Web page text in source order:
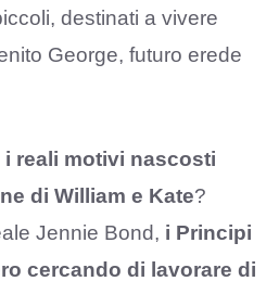
destinati a vivere
George, futuro erede
reali motivi nascosti
di William e Kate?
Jennie Bond, i Principi
cercando di lavorare di